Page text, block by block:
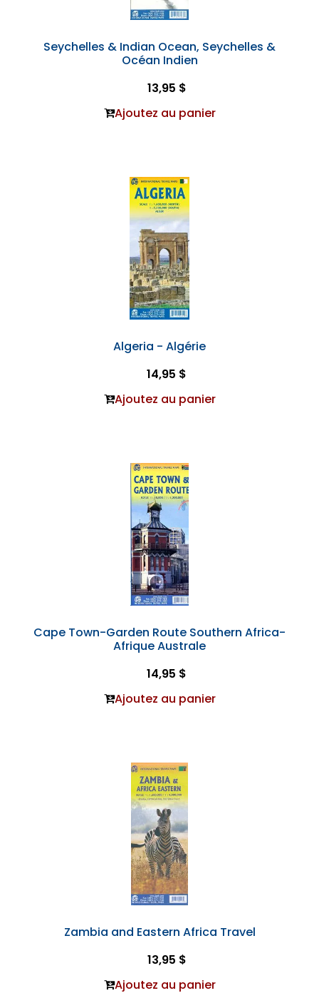
Seychelles & Indian Ocean, Seychelles &
Océan Indien
13,95 $
Ajoutez au panier
Algeria - Algérie
14,95 $
Ajoutez au panier
Cape Town-Garden Route Southern Africa-
Afrique Australe
14,95 $
Ajoutez au panier
Zambia and Eastern Africa Travel
13,95 $
Ajoutez au panier